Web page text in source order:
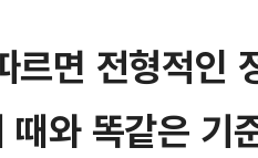
르면 전형적인
때와 똑같은 기